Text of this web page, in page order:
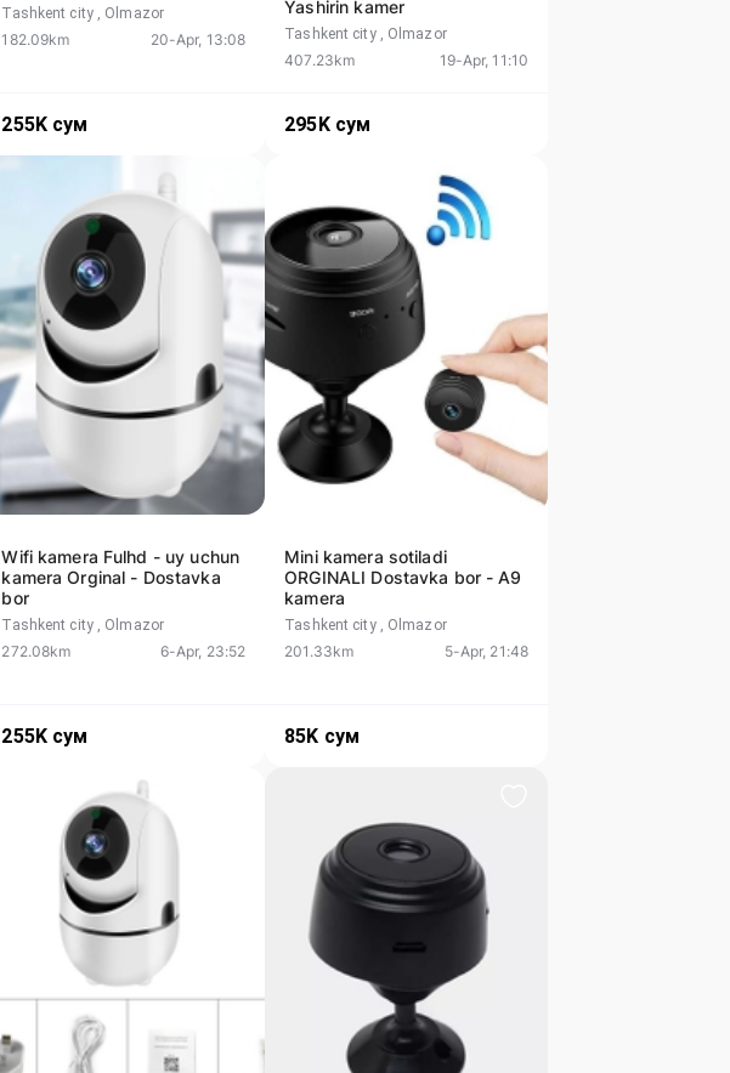
Tashkent city , Olmazor
182.09km 20-Apr, 13:08
255K сум
Yashirin kamer
Tashkent city , Olmazor
407.23km 19-Apr, 11:10
295K сум
Wifi kamera Fulhd - uy uchun
kamera Orginal - Dostavka
bor
Tashkent city , Olmazor
272.08km 6-Apr, 23:52
255K сум
Mini kamera sotiladi
ORGINALI Dostavka bor - A9
kamera
Tashkent city , Olmazor
201.33km 5-Apr, 21:48
85K сум